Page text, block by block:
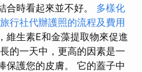
合時看起來並不好。 多樣化
旅行社代辦護照的流程及費用
維生素E和金藻提取物來促進
的一天中，更高的因素是一
保護您的皮膚。 它的蓋子中